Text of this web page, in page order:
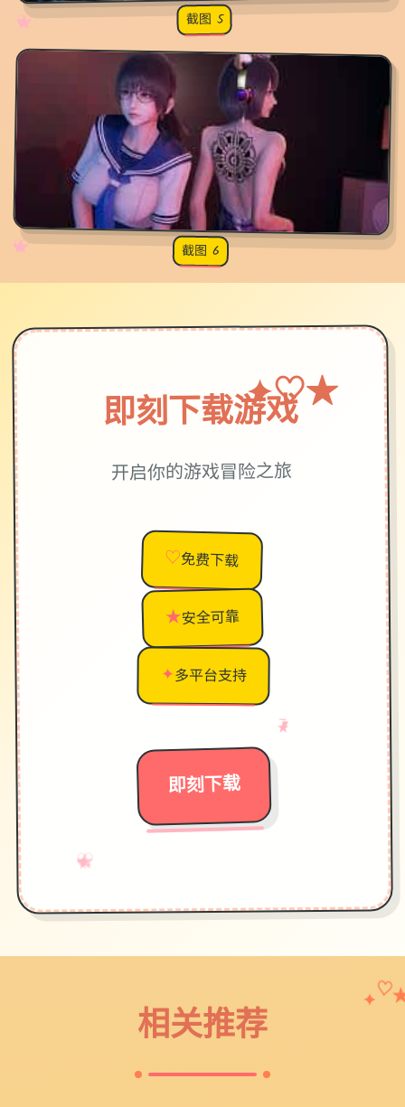
✧
♡
★
♥ 截图 5
✧
♡
★
♥ 截图 6
即刻下载游戏
✦♡★
开启你的游戏冒险之旅
♡免费下载
★安全可靠
✦多平台支持
即刻下载
→
♥
★
✧
♡
★
♥
→
✦
相关推荐
✦♡